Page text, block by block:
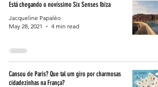
Está chegando o novíssimo Six Senses Ibiza
Jacqueline Papaléo
May 28, 2021
4 min read
Cansou de Paris? Que tal um giro por charmosas
cidadezinhas na França?